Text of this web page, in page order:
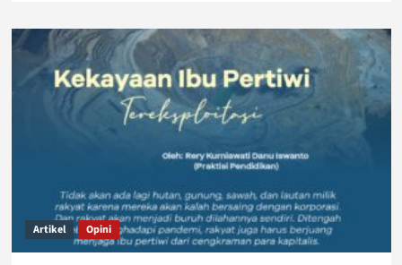
Adakah
Batasan
Usia
Nikah
Dalam
Islam?
Artikel Opini